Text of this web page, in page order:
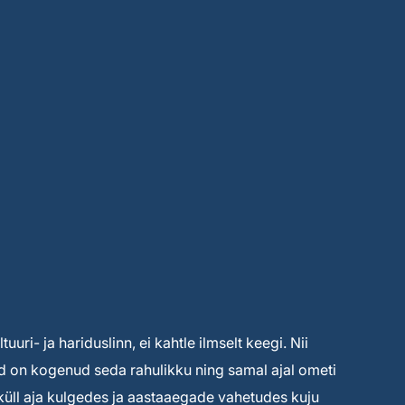
ja hariduslinn, ei kahtle ilmselt keegi. Nii
kogenud seda rahulikku ning samal ajal ometi
aja kulgedes ja aastaaegade vahetudes kuju